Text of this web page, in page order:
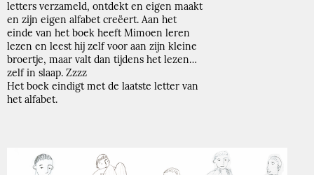
letters verzameld, ontdekt en eigen maakt
en zijn eigen alfabet creëert. Aan het
einde van het boek heeft Mimoen leren
lezen en leest hij zelf voor aan zijn kleine
broertje, maar valt dan tijdens het lezen…
zelf in slaap. Zzzz
Het boek eindigt met de laatste letter van
het alfabet.